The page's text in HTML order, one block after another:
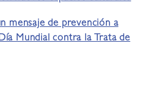
mensaje de prevención a
Mundial contra la Trata de